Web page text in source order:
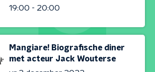
19:00 - 20:00
Mangiare! Biografische diner
met acteur Jack Wouterse